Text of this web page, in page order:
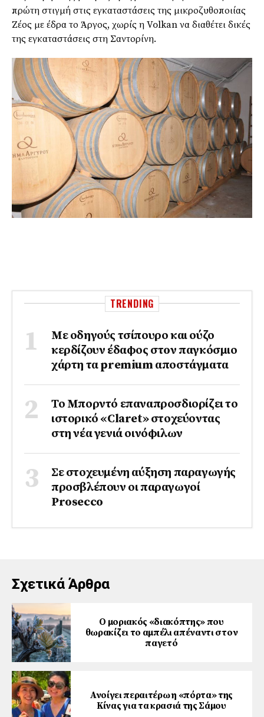
πρώτη στιγμή στις εγκαταστάσεις της μικροζυθοποιίας
Ζέος με έδρα το Άργος, χωρίς η Volkan να διαθέτει δικές
της εγκαταστάσεις στη Σαντορίνη.
TRENDING
Με οδηγούς τσίπουρο και ούζο
κερδίζουν έδαφος στoν παγκόσμιο
χάρτη τα premium αποστάγματα
Το Μπορντό επαναπροσδιορίζει το
ιστορικό «Claret» στοχεύοντας
στη νέα γενιά οινόφιλων
Σε στοχευμένη αύξηση παραγωγής
προσβλέπουν οι παραγωγοί
Prosecco
Σχετικά Άρθρα
Ο μοριακός «διακόπτης» που
θωρακίζει το αμπέλι απέναντι στον
παγετό
Ανοίγει περαιτέρω η «πόρτα» της
Κίνας για τα κρασιά της Σάμου